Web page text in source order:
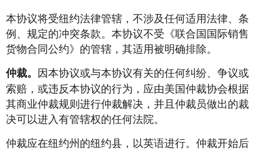
本协议将受纽约法律管辖，不涉及任何适用法律、条
例、规定的冲突条款。本协议不受《联合国国际销售
货物合同公约》的管辖，其适用被明确排除。
仲裁。 因本协议或与本协议有关的任何纠纷、争议或
索赔，或违反本协议的行为，应由美国仲裁协会根据
其商业仲裁规则进行仲裁解决，并且仲裁员做出的裁
决可以进入有管辖权的任何法院。
仲裁应在纽约州的纽约县，以英语进行。仲裁开始后